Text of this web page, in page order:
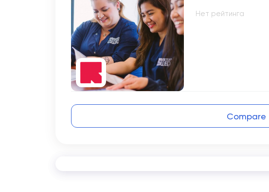
Нет рейтинга
Compare